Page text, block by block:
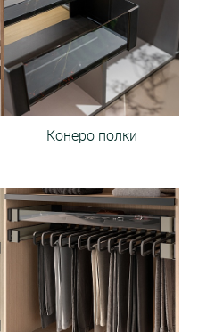
Конеро полки